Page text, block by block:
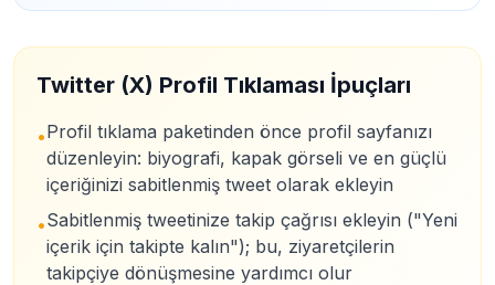
Twitter (X) Profil Tıklaması İpuçları
•Profil tıklama paketinden önce profil sayfanızı
düzenleyin: biyografi, kapak görseli ve en güçlü
içeriğinizi sabitlenmiş tweet olarak ekleyin
•Sabitlenmiş tweetinize takip çağrısı ekleyin ("Yeni
içerik için takipte kalın"); bu, ziyaretçilerin
takipçiye dönüşmesine yardımcı olur